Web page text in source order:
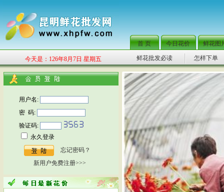
首 页 今日花价 鲜花图
今天是：126年8月7日 星期五 鲜花批发必读 怎样下单
用户名:
密 码:
验证码:
永久登录
忘记密码？
新用户免费注册>>>